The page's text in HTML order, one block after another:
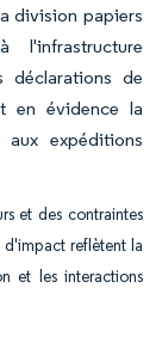
division papiers
déclarations de
en évidence la
aux expéditions
et des contraintes
d'impact reflètent la
et les interactions